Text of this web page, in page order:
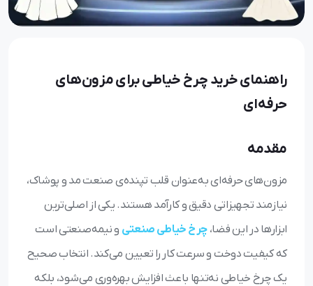
راهنمای خرید چرخ خیاطی برای مزون‌های
حرفه‌ای
مقدمه
مزون‌های حرفه‌ای به‌عنوان قلب تپنده‌ی صنعت مد و پوشاک،
نیازمند تجهیزاتی دقیق و کارآمد هستند. یکی از اصلی‌ترین
ابزارها در این فضا، چرخ خیاطی صنعتی و نیمه‌صنعتی است
که کیفیت دوخت و سرعت کار را تعیین می‌کند. انتخاب صحیح
یک چرخ خیاطی نه‌تنها باعث افزایش بهره‌وری می‌شود، بلکه